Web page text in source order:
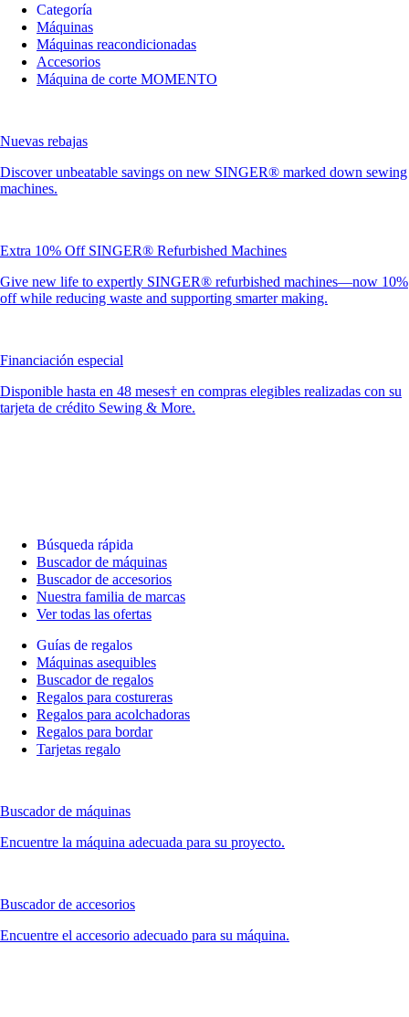
Categoría
Máquinas
Máquinas reacondicionadas
Accesorios
Máquina de corte MOMENTO
Nuevas rebajas
Discover unbeatable savings on new SINGER® marked down sewing
machines.
Extra 10% Off SINGER® Refurbished Machines
Give new life to expertly SINGER® refurbished machines—now 10%
off while reducing waste and supporting smarter making.
Financiación especial
Disponible hasta en 48 meses† en compras elegibles realizadas con su
tarjeta de crédito Sewing & More.
Búsqueda rápida
Buscador de máquinas
Buscador de accesorios
Nuestra familia de marcas
Ver todas las ofertas
Guías de regalos
Máquinas asequibles
Buscador de regalos
Regalos para costureras
Regalos para acolchadoras
Regalos para bordar
Tarjetas regalo
Buscador de máquinas
Encuentre la máquina adecuada para su proyecto.
Buscador de accesorios
Encuentre el accesorio adecuado para su máquina.